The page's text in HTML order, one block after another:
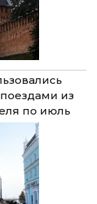
из
по июль